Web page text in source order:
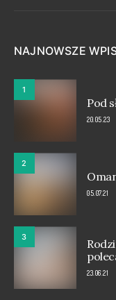
NAJNOWSZE
1
Pod
20.05.23
2
05.07.21
3
23.06.21